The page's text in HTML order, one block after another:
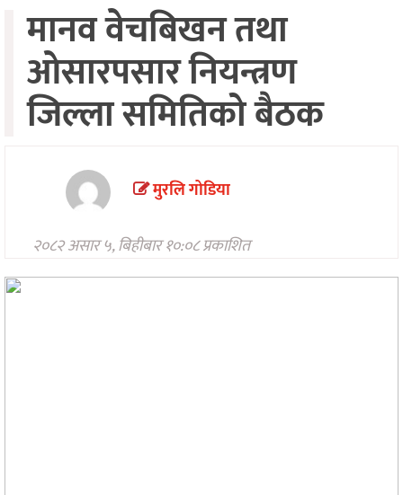
अर्थतन्त्र
स्वास्थ्य
अन्तर्राष्ट्रिय
मनोरन्जन
अन्तरवार्ता/
विचार
खेलकुद
थप
मानव वेचबिखन तथा
ओसारपसार नियन्त्रण
जिल्ला समितिको बैठक
मुरलि गोडिया
२०८२ असार ५, बिहीबार १०:०८ प्रकाशित